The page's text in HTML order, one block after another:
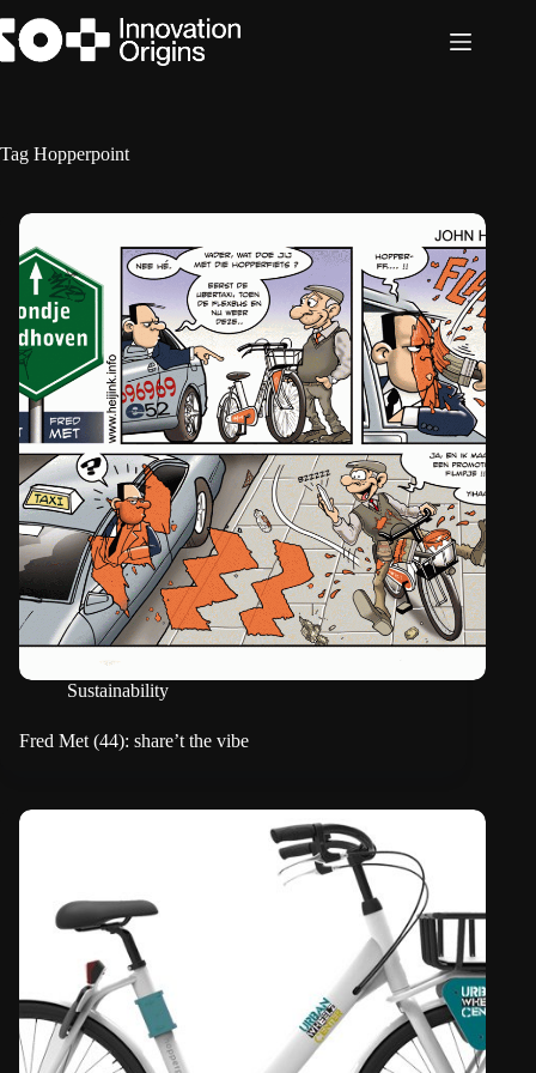
naar
de
Tag Hopperpoint
Sustainability
Fred Met (44): share’t the vibe